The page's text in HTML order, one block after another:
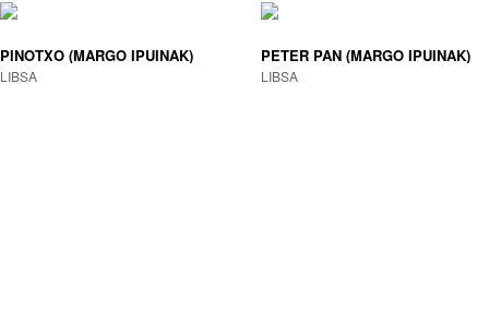
PINOTXO (MARGO IPUINAK)
LIBSA
PETER PAN (MARGO IPUINAK)
LIBSA